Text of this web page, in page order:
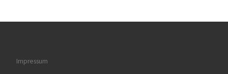
Impressum